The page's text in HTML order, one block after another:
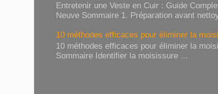
Entretenir une Veste en Cuir : Guide
Neuve Sommaire 1. Préparation avant
10 méthodes efficaces pour éliminer la
10 méthodes efficaces pour éliminer la
Sommaire Identifier la moisissure ...